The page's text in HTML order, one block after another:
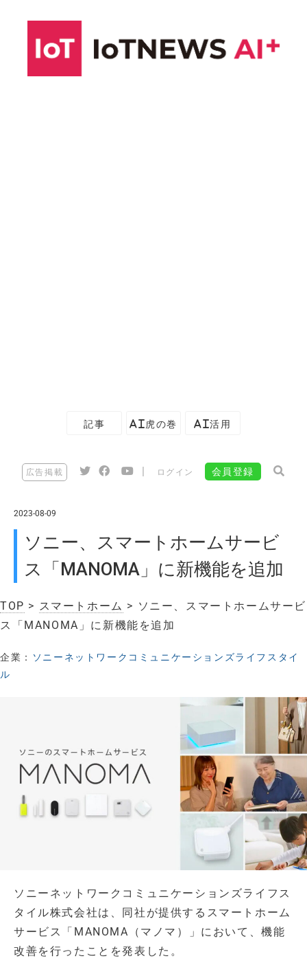
記事 AI虎の巻 AI活用
広告掲載 ログイン 会員登録
2023-08-09
ソニー、スマートホームサービ
ス「MANOMA」に新機能を追加
TOP > スマートホーム > ソニー、スマートホームサービ
ス「MANOMA」に新機能を追加
企業：
ソニーネットワークコミュニケーションズライフスタイ
ル
ソニーネットワークコミュニケーションズライフス
タイル株式会社は、同社が提供するスマートホーム
サービス「MANOMA（マノマ）」において、機能
改善を行ったことを発表した。